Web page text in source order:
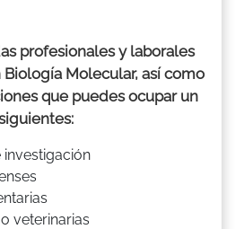
profesionales y laborales
Molecular, así como
que puedes ocupar un
veterinarias